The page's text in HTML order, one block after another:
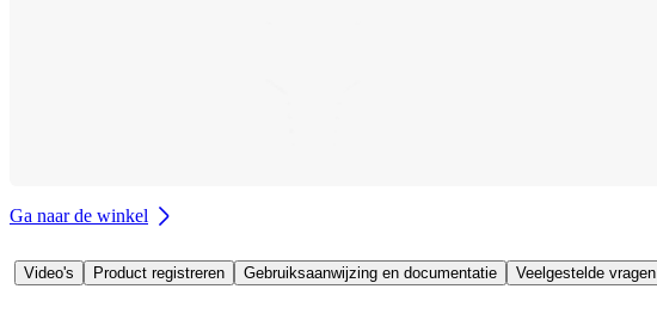
Ga naar de winkel
Video's Product registreren Gebruiksaanwijzing en documentatie Veelgestelde vragen